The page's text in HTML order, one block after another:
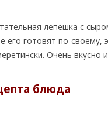
лепешка с
его готовят по-своему,
Очень вкусно
блюда